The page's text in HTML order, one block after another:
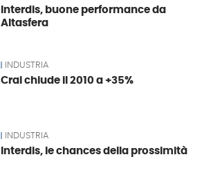
Interdis, buone performance da
Altasfera
INDUSTRIA
Crai chiude il 2010 a +35%
INDUSTRIA
Interdis, le chances della prossimità